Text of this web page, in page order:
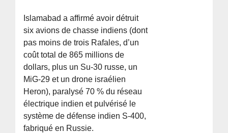
Islamabad a affirmé avoir détruit
six avions de chasse indiens (dont
pas moins de trois Rafales, d’un
coût total de 865 millions de
dollars, plus un Su-30 russe, un
MiG-29 et un drone israélien
Heron), paralysé 70 % du réseau
électrique indien et pulvérisé le
système de défense indien S-400,
fabriqué en Russie.